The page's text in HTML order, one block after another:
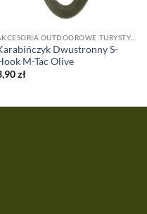
Dwustronny S-
M-Tac Olive
zł